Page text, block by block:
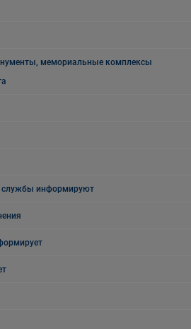
мемориальные комплексы
службы информируют